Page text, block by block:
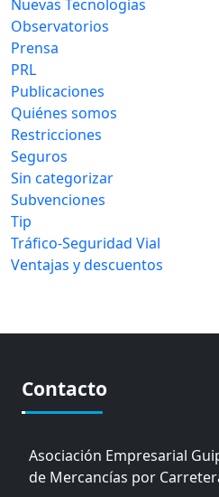
Nuevas Tecnologías
Observatorios
Prensa
PRL
Publicaciones
Quiénes somos
Restricciones
Seguros
Sin categorizar
Subvenciones
Tip
Tráfico-Seguridad Vial
Ventajas y descuentos
Contacto
Asociación Empresarial
de Mercancías por